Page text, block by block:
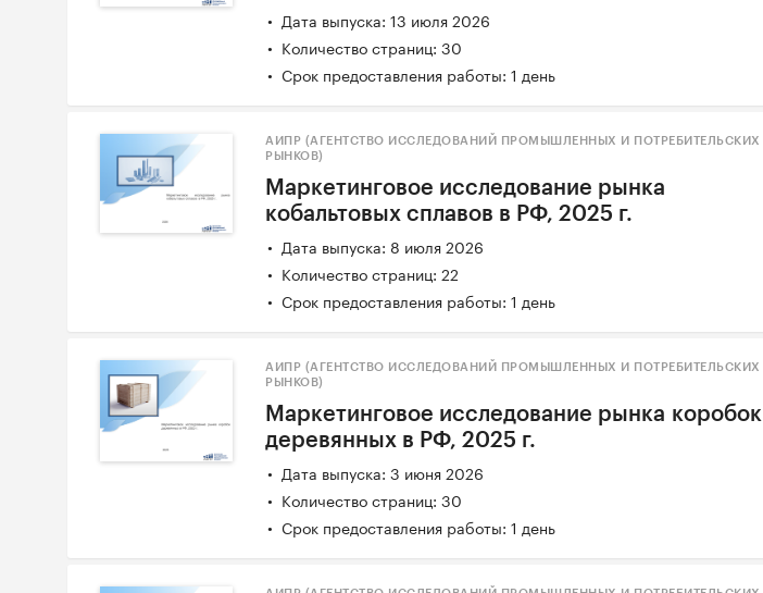
Дата выпуска: 13 июля 2026
Количество страниц: 30
Срок предоставления работы: 1 день
АИПР (АГЕНТСТВО ИССЛЕДОВАНИЙ ПРОМЫШЛЕННЫХ И ПОТРЕБИТЕЛЬСКИХ
РЫНКОВ)
Маркетинговое исследование рынка
кобальтовых сплавов в РФ, 2025 г.
Дата выпуска: 8 июля 2026
Количество страниц: 22
Срок предоставления работы: 1 день
АИПР (АГЕНТСТВО ИССЛЕДОВАНИЙ ПРОМЫШЛЕННЫХ И ПОТРЕБИТЕЛЬСКИХ
РЫНКОВ)
Маркетинговое исследование рынка коробок
деревянных в РФ, 2025 г.
Дата выпуска: 3 июня 2026
Количество страниц: 30
Срок предоставления работы: 1 день